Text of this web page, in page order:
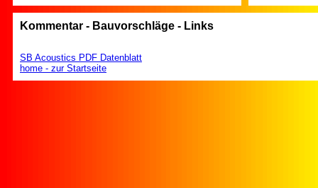
Kommentar - Bauvorschläge - Links
SB Acoustics PDF Datenblatt
home - zur Startseite